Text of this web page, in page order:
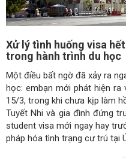
Xử lý tình huống visa
trong hành trình du học
Một điều bất ngờ đã xảy ra
học: embạn mới phát hiện
15/3, trong khi chưa kịp làm
Tuyết Nhi và gia đình đứng
student visa mới ngay hay
pháp hóa tình trạng cư trú tại